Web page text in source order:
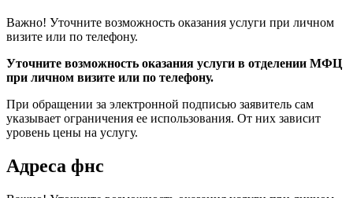
Важно! Уточните возможность оказания услуги при личном
визите или по телефону.
Уточните возможность оказания услуги в отделении МФЦ
при личном визите или по телефону.
При обращении за электронной подписью заявитель сам
указывает ограничения ее использования. От них зависит
уровень цены на услугу.
Адреса фнс